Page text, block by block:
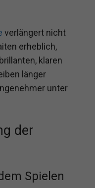
verlängert nicht
erheblich,
klaren
länger
unter
der
Spielen